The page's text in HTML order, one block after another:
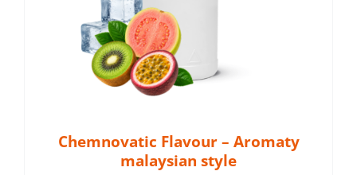
Chemnovatic Flavour – Aromaty
malaysian style